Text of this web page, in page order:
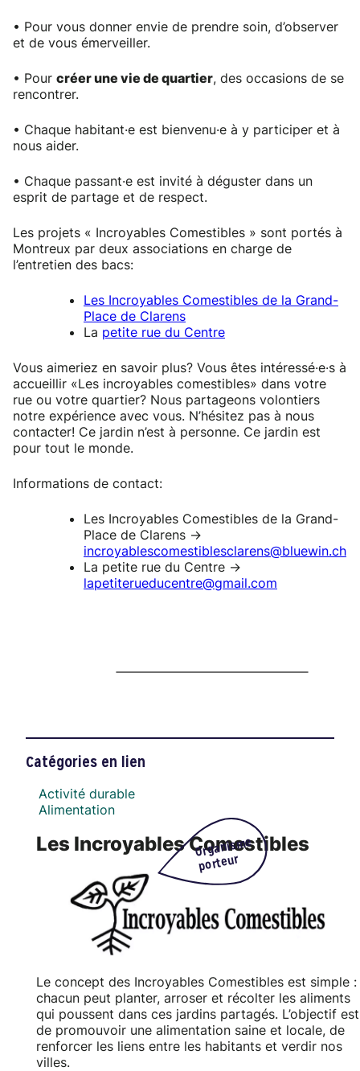
• Pour vous donner envie de prendre soin, d’observer
et de vous émerveiller.
• Pour créer une vie de quartier, des occasions de se
rencontrer.
• Chaque habitant·e est bienvenu·e à y participer et à
nous aider.
• Chaque passant·e est invité à déguster dans un
esprit de partage et de respect.
Les projets « Incroyables Comestibles » sont portés à
Montreux par deux associations en charge de
l’entretien des bacs:
Les Incroyables Comestibles de la Grand-
Place de Clarens
La petite rue du Centre
Vous aimeriez en savoir plus? Vous êtes intéressé·e·s à
accueillir «Les incroyables comestibles» dans votre
rue ou votre quartier? Nous partageons volontiers
notre expérience avec vous. N’hésitez pas à nous
contacter! Ce jardin n’est à personne. Ce jardin est
pour tout le monde.
Informations de contact:
Les Incroyables Comestibles de la Grand-
Place de Clarens ->
incroyablescomestiblesclarens@bluewin.ch
La petite rue du Centre ->
lapetiterueducentre@gmail.com
Catégories en lien
Activité durable
Alimentation
Organisme
porteur
Les Incroyables Comestibles
Le concept des Incroyables Comestibles est simple :
chacun peut planter, arroser et récolter les aliments
qui poussent dans ces jardins partagés. L’objectif est
de promouvoir une alimentation saine et locale, de
renforcer les liens entre les habitants et verdir nos
villes.